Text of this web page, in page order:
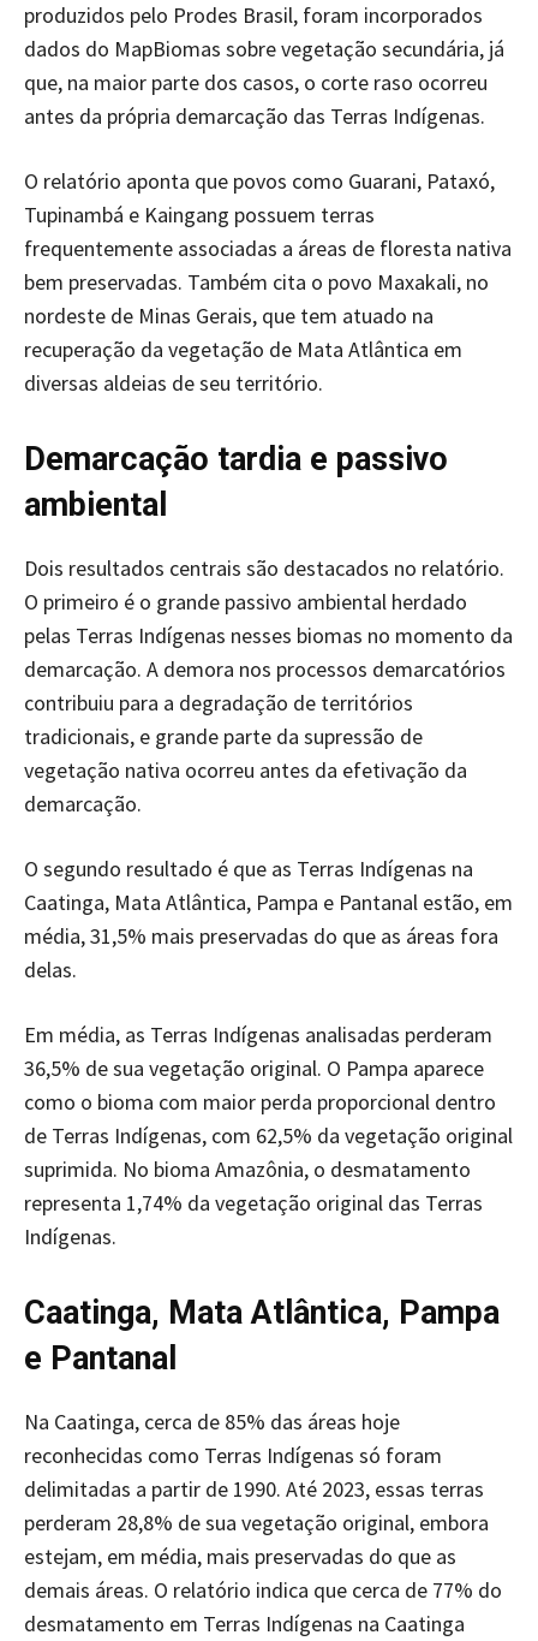
produzidos pelo Prodes Brasil, foram incorporados
dados do MapBiomas sobre vegetação secundária, já
que, na maior parte dos casos, o corte raso ocorreu
antes da própria demarcação das Terras Indígenas.
O relatório aponta que povos como Guarani, Pataxó,
Tupinambá e Kaingang possuem terras
frequentemente associadas a áreas de floresta nativa
bem preservadas. Também cita o povo Maxakali, no
nordeste de Minas Gerais, que tem atuado na
recuperação da vegetação de Mata Atlântica em
diversas aldeias de seu território.
Demarcação tardia e passivo
ambiental
Dois resultados centrais são destacados no relatório.
O primeiro é o grande passivo ambiental herdado
pelas Terras Indígenas nesses biomas no momento da
demarcação. A demora nos processos demarcatórios
contribuiu para a degradação de territórios
tradicionais, e grande parte da supressão de
vegetação nativa ocorreu antes da efetivação da
demarcação.
O segundo resultado é que as Terras Indígenas na
Caatinga, Mata Atlântica, Pampa e Pantanal estão, em
média, 31,5% mais preservadas do que as áreas fora
delas.
Em média, as Terras Indígenas analisadas perderam
36,5% de sua vegetação original. O Pampa aparece
como o bioma com maior perda proporcional dentro
de Terras Indígenas, com 62,5% da vegetação original
suprimida. No bioma Amazônia, o desmatamento
representa 1,74% da vegetação original das Terras
Indígenas.
Caatinga, Mata Atlântica, Pampa
e Pantanal
Na Caatinga, cerca de 85% das áreas hoje
reconhecidas como Terras Indígenas só foram
delimitadas a partir de 1990. Até 2023, essas terras
perderam 28,8% de sua vegetação original, embora
estejam, em média, mais preservadas do que as
demais áreas. O relatório indica que cerca de 77% do
desmatamento em Terras Indígenas na Caatinga